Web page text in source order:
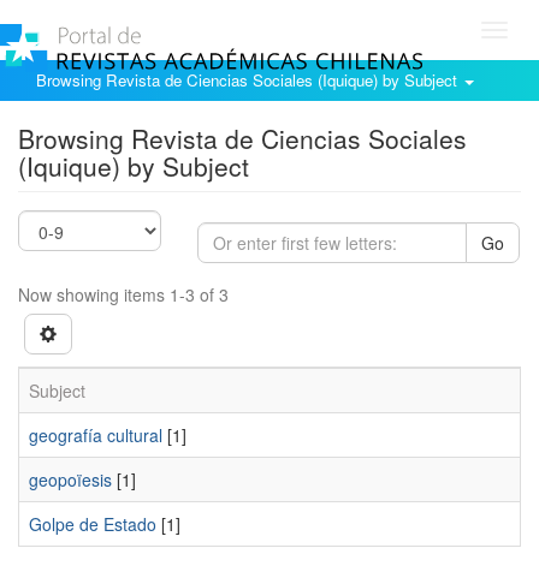
Browsing Revista de Ciencias Sociales (Iquique) by Subject
Browsing Revista de Ciencias Sociales
(Iquique) by Subject
Go
Now showing items 1-3 of 3
Subject
geografía cultural [1]
geopoïesis [1]
Golpe de Estado [1]